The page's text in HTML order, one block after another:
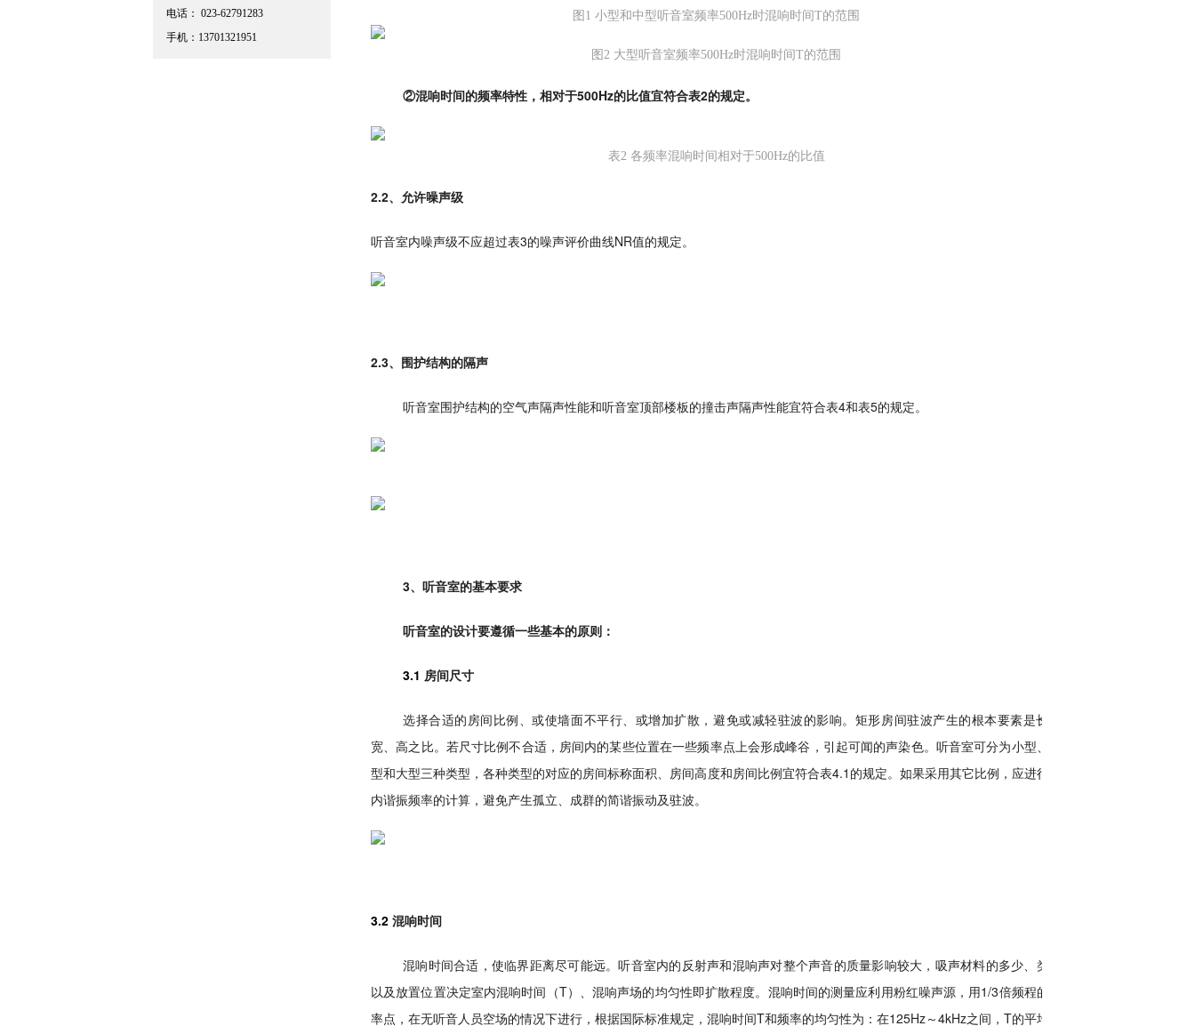
电话： 023-62791283
手机：13701321951
图1 小型和中型听音室频率500Hz时混响时间T的范围
图2 大型听音室频率500Hz时混响时间T的范围
②混响时间的频率特性，相对于500Hz的比值宜符合表2的规定。
表2 各频率混响时间相对于500Hz的比值
2.2、允许噪声级
听音室内噪声级不应超过表3的噪声评价曲线NR值的规定。
2.3、围护结构的隔声
听音室围护结构的空气声隔声性能和听音室顶部楼板的撞击声隔声性能宜符合表4和表5的规定。
3、听音室的基本要求
听音室的设计要遵循一些基本的原则：
3.1 房间尺寸
选择合适的房间比例、或使墙面不平行、或增加扩散，避免或减轻驻波的影响。矩形房间驻波产生的根本要素是长、
宽、高之比。若尺寸比例不合适，房间内的某些位置在一些频率点上会形成峰谷，引起可闻的声染色。听音室可分为小型、中
型和大型三种类型，各种类型的对应的房间标称面积、房间高度和房间比例宜符合表4.1的规定。如果采用其它比例，应进行室
内谐振频率的计算，避免产生孤立、成群的简谐振动及驻波。
3.2 混响时间
混响时间合适，使临界距离尽可能远。听音室内的反射声和混响声对整个声音的质量影响较大，吸声材料的多少、类型
以及放置位置决定室内混响时间（T）、混响声场的均匀性即扩散程度。混响时间的测量应利用粉红噪声源，用1/3倍频程的频
率点，在无听音人员空场的情况下进行，根据国际标准规定，混响时间T和频率的均匀性为：在125Hz～4kHz之间，T的平均值